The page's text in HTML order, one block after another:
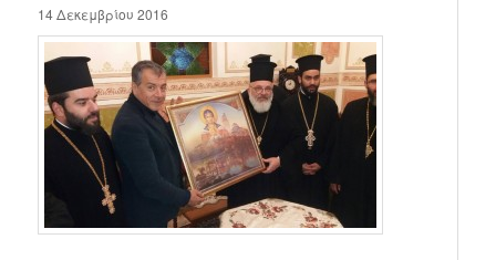
14 Δεκεμβρίου 2016